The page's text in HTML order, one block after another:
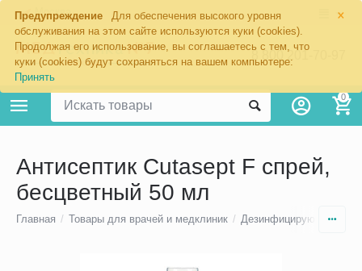
×
Предупреждение
Для обеспечения высокого уровня
обслуживания на этом сайте используются куки (cookies).
Продолжая его использование, вы соглашаетесь с тем, что
куки (cookies) будут сохраняться на вашем компьютере:
Принять
Москва
8 800 201-70-97
0
Антисептик Cutasept F спрей,
бесцветный 50 мл
Главная / Товары для врачей и медклиник / Дезинфицирующие